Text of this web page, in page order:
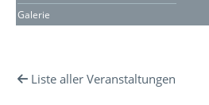
Galerie
Liste aller Veranstaltungen